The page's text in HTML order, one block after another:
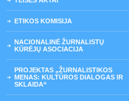
ETIKOS KOMISIJA
NACIONALINĖ ŽURNALISTŲ
KŪRĖJŲ ASOCIACIJA
PROJEKTAS „ŽURNALISTIKOS
MENAS: KULTŪROS DIALOGAS IR
SKLAIDA“